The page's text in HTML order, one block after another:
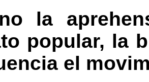
la
popular, la
el